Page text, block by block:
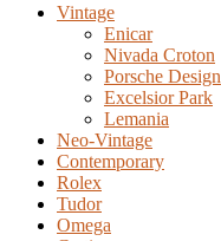
Vintage
Enicar
Nivada Croton
Porsche Design
Excelsior Park
Lemania
Neo-Vintage
Contemporary
Rolex
Tudor
Omega